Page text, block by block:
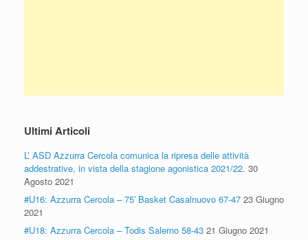
Ultimi Articoli
L’ ASD Azzurra Cercola comunica la ripresa delle attività
addestrative, in vista della stagione agonistica 2021/22. 30
Agosto 2021
#U16: Azzurra Cercola – 75′ Basket Casalnuovo 67-47 23 Giugno
2021
#U18: Azzurra Cercola – Todis Salerno 58-43 21 Giugno 2021